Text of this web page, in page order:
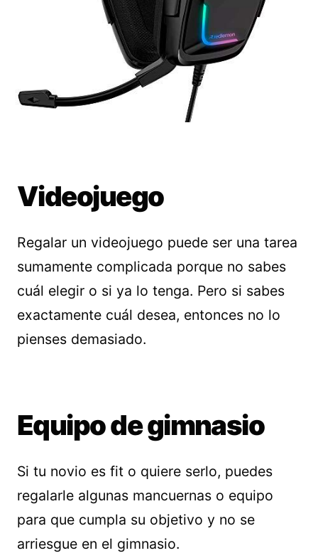
Videojuego
Regalar un videojuego puede ser una tarea
sumamente complicada porque no sabes
cuál elegir o si ya lo tenga. Pero si sabes
exactamente cuál desea, entonces no lo
pienses demasiado.
Equipo de gimnasio
Si tu novio es fit o quiere serlo, puedes
regalarle algunas mancuernas o equipo
para que cumpla su objetivo y no se
arriesgue en el gimnasio.